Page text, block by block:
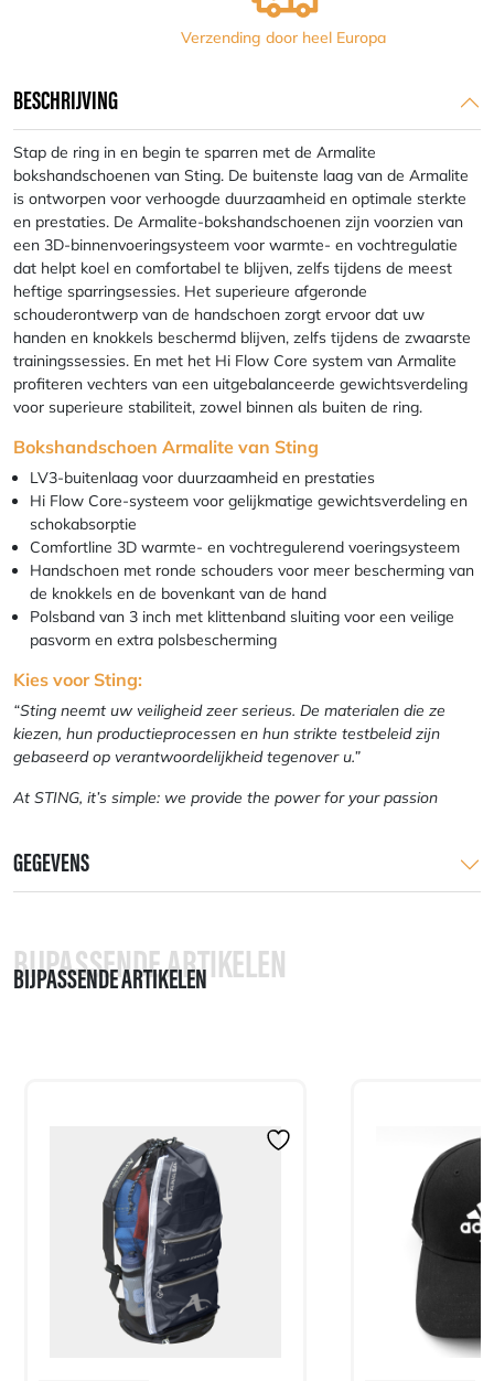
Verzending door heel Europa
BESCHRIJVING
Stap de ring in en begin te sparren met de Armalite
bokshandschoenen van Sting. De buitenste laag van de Armalite
is ontworpen voor verhoogde duurzaamheid en optimale sterkte
en prestaties. De Armalite-bokshandschoenen zijn voorzien van
een 3D-binnenvoeringsysteem voor warmte- en vochtregulatie
dat helpt koel en comfortabel te blijven, zelfs tijdens de meest
heftige sparringsessies. Het superieure afgeronde
schouderontwerp van de handschoen zorgt ervoor dat uw
handen en knokkels beschermd blijven, zelfs tijdens de zwaarste
trainingssessies. En met het Hi Flow Core system van Armalite
profiteren vechters van een uitgebalanceerde gewichtsverdeling
voor superieure stabiliteit, zowel binnen als buiten de ring.
Bokshandschoen Armalite van Sting
LV3-buitenlaag voor duurzaamheid en prestaties
Hi Flow Core-systeem voor gelijkmatige gewichtsverdeling en
schokabsorptie
Comfortline 3D warmte- en vochtregulerend voeringsysteem
Handschoen met ronde schouders voor meer bescherming van
de knokkels en de bovenkant van de hand
Polsband van 3 inch met klittenband sluiting voor een veilige
pasvorm en extra polsbescherming
Kies voor Sting:
“Sting neemt uw veiligheid zeer serieus. De materialen die ze
kiezen, hun productieprocessen en hun strikte testbeleid zijn
gebaseerd op verantwoordelijkheid tegenover u.”
At STING, it’s simple: we provide the power for your passion
GEGEVENS
BIJPASSENDE ARTIKELEN
BIJPASSENDE ARTIKELEN